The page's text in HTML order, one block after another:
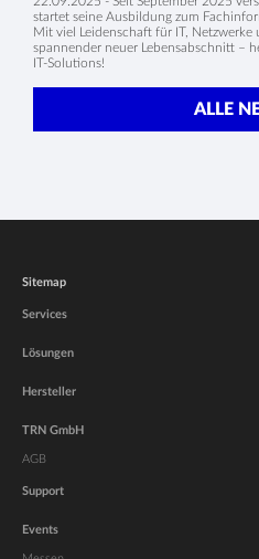
startet seine Ausbildung zum
Mit viel Leidenschaft für IT,
spannender neuer Lebensabschnitt –
IT-Solutions!
ALLE
Sitemap
Services
Lösungen
Hersteller
TRN GmbH
AGB
Support
Events